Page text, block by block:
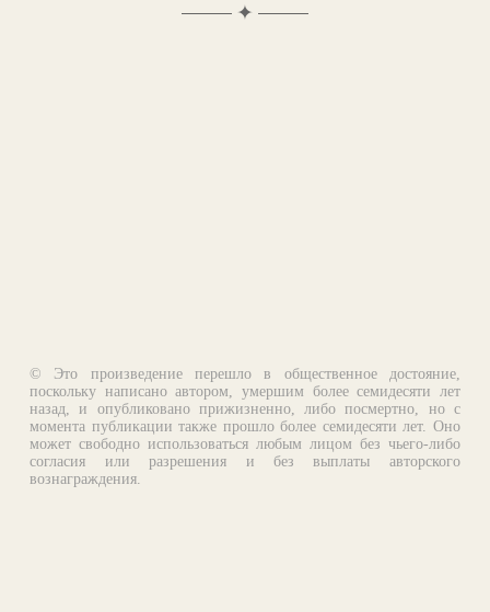
✦
© Это произведение перешло в общественное достояние,
поскольку написано автором, умершим более семидесяти лет
назад, и опубликовано прижизненно, либо посмертно, но с
момента публикации также прошло более семидесяти лет. Оно
может свободно использоваться любым лицом без чьего-либо
согласия или разрешения и без выплаты авторского
вознаграждения.